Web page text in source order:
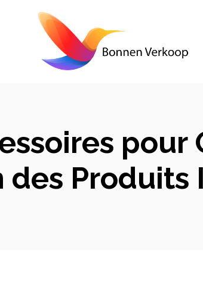
pour
des Produits